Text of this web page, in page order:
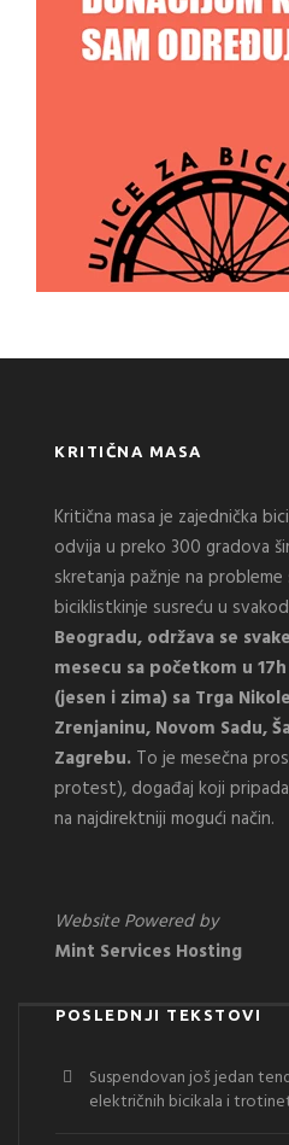
KRITIČNA MASA
Kritična masa je zajednička
odvija u preko 300 gradova
skretanja pažnje na
biciklistkinje susreću u
Beogradu, održava se
mesecu sa početkom u
(jesen i zima) sa Trga
Zrenjaninu, Novom Sadu,
Zagrebu. To je mesečna
protest), događaj koji pripada
na najdirektniji mogući način.
Website Powered by
Mint Services Hosting
POSLEDNJI TEKSTOVI
Suspendovan još jedan
električnih bicikala i